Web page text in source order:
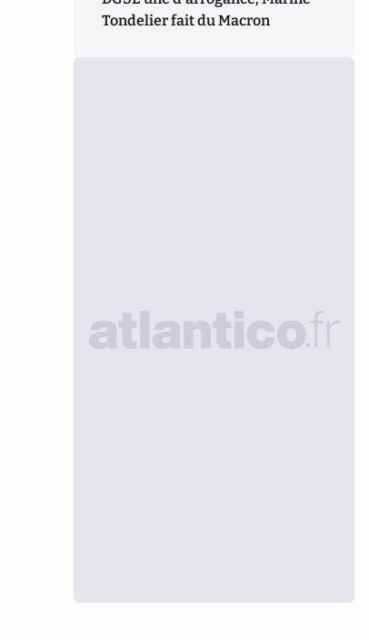
Tondelier fait du Macron